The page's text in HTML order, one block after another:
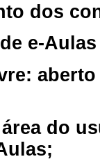
dos
e-
do